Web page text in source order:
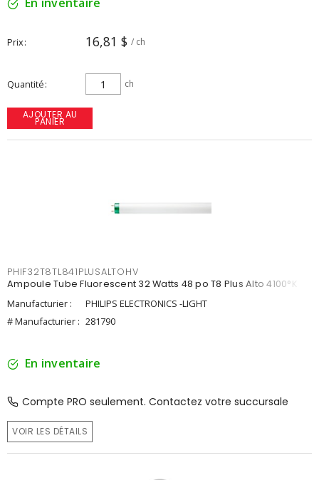
Prix 16,81 $ / ch
Quantité ch
AJOUTER AU
PANIER
PHIF32T8TL841PLUSALTOHV
Ampoule Tube Fluorescent 32 Watts 48 po T8 Plus Alto 4100°K
Manufacturier :
PHILIPS ELECTRONICS -LIGHT
# Manufacturier : 281790
En inventaire
Compte PRO seulement. Contactez votre succursale
VOIR LES DÉTAILS